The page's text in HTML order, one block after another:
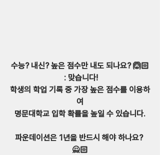
수능? 내신? 높은 점수만 내도 되나요? 🙆🏻‍
: 맞습니다!
학생의 학업 기록 중 가장 높은 점수를 이용하
여
명문대학교 입학 확률을 높일 수 있습니다.
파운데이션은 1년을 반드시 해야 하나요?
🙅🏻